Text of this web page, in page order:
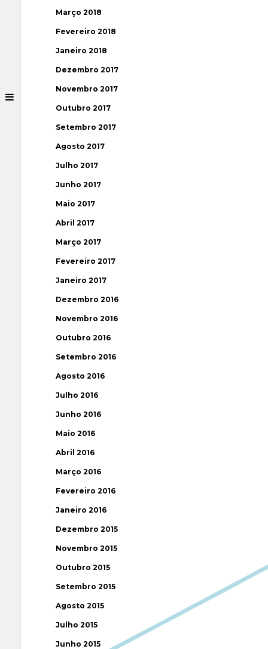
Março 2018
Fevereiro 2018
Janeiro 2018
Dezembro 2017
Novembro 2017
Outubro 2017
Setembro 2017
Agosto 2017
Julho 2017
Junho 2017
Maio 2017
Abril 2017
Março 2017
Fevereiro 2017
Janeiro 2017
Dezembro 2016
Novembro 2016
Outubro 2016
Setembro 2016
Agosto 2016
Julho 2016
Junho 2016
Maio 2016
Abril 2016
Março 2016
Fevereiro 2016
Janeiro 2016
Dezembro 2015
Novembro 2015
Outubro 2015
Setembro 2015
Agosto 2015
Julho 2015
Junho 2015